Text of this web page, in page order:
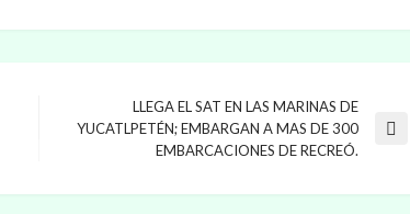
Entrada
LLEGA EL SAT EN LAS MARINAS DE
YUCATLPETÉN; EMBARGAN A MAS DE 300
EMBARCACIONES DE RECREÓ.